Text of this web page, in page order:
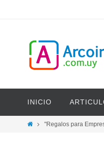
INICIO
"Regalos para